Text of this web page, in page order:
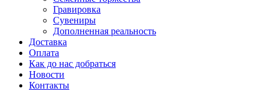
Гравировка
Сувениры
Дополненная реальность
Доставка
Оплата
Как до нас добраться
Новости
Контакты